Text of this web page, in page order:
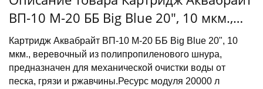
ВП-10 М-20 ББ Big Blue 20", 10 мкм.,
веревочный
Картридж Аквабрайт ВП-10 М-20 ББ Big Blue 20", 10
мкм., веревочный из полипропиленового шнура,
предназначен для механической очистки воды от
песка, грязи и ржавчины.Ресурс модуля 20000 л